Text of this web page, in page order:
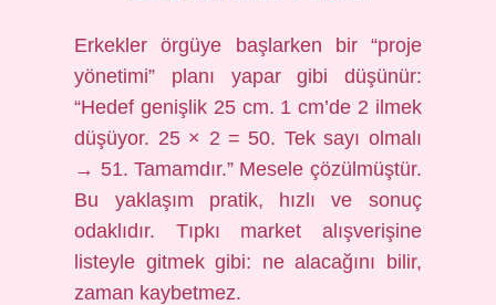
Erkekler örgüye başlarken bir “proje
yönetimi” planı yapar gibi düşünür:
“Hedef genişlik 25 cm. 1 cm’de 2 ilmek
düşüyor. 25 × 2 = 50. Tek sayı olmalı
→ 51. Tamamdır.” Mesele çözülmüştür.
Bu yaklaşım pratik, hızlı ve sonuç
odaklıdır. Tıpkı market alışverişine
listeyle gitmek gibi: ne alacağını bilir,
zaman kaybetmez.